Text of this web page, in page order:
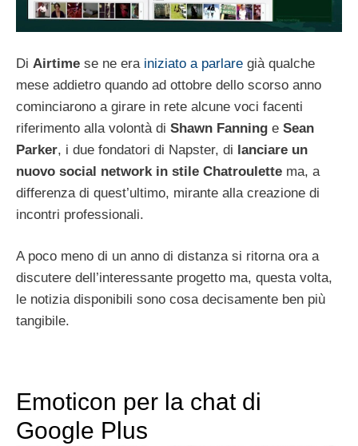
Di Airtime se ne era iniziato a parlare già qualche
mese addietro quando ad ottobre dello scorso anno
cominciarono a girare in rete alcune voci facenti
riferimento alla volontà di Shawn Fanning e Sean
Parker, i due fondatori di Napster, di lanciare un
nuovo social network in stile Chatroulette ma, a
differenza di quest’ultimo, mirante alla creazione di
incontri professionali.
A poco meno di un anno di distanza si ritorna ora a
discutere dell’interessante progetto ma, questa volta,
le notizia disponibili sono cosa decisamente ben più
tangibile.
Emoticon per la chat di
Google Plus